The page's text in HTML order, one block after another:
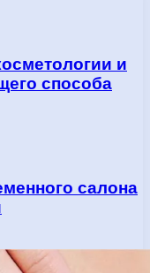
и
способа
салона